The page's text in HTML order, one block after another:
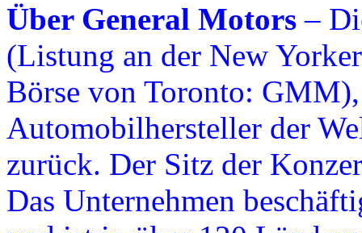
Über General Motors –
(Listung an der New
Börse von Toronto:
Automobilhersteller der
zurück. Der Sitz der
Das Unternehmen